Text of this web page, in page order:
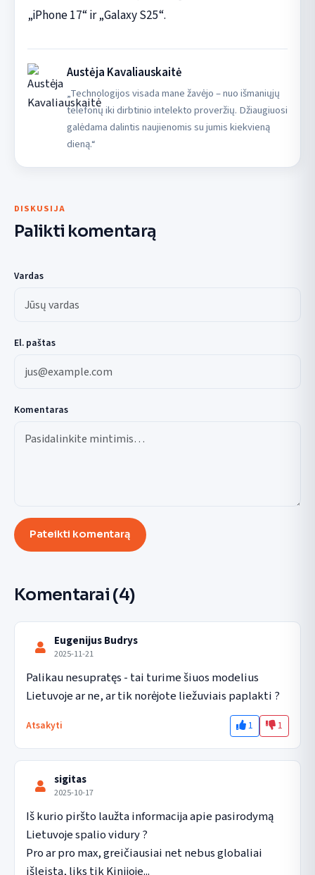
„iPhone 17“ ir „Galaxy S25“.
Austėja Kavaliauskaitė
„Technologijos visada mane žavėjo – nuo išmaniųjų
telefonų iki dirbtinio intelekto proveržių. Džiaugiuosi
galėdama dalintis naujienomis su jumis kiekvieną
dieną.“
DISKUSIJA
Palikti komentarą
Vardas
El. paštas
Komentaras
Pateikti komentarą
Komentarai (4)
Eugenijus Budrys
2025-11-21
Palikau nesupratęs - tai turime šiuos modelius
Lietuvoje ar ne, ar tik norėjote liežuviais paplakti ?
Atsakyti 1 1
sigitas
2025-10-17
Iš kurio piršto laužta informacija apie pasirodymą
Lietuvoje spalio vidury ?
Pro ar pro max, greičiausiai net nebus globaliai